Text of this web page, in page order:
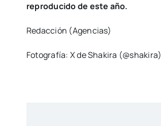
reproducido de este año.
Redacción (Agencias)
Fotografía: X de Shakira (@shakira)